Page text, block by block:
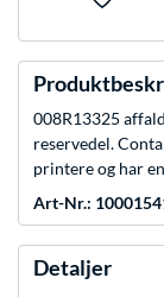
008R13325
reservedel.
printere og har
Art-Nr.:
Detaljer